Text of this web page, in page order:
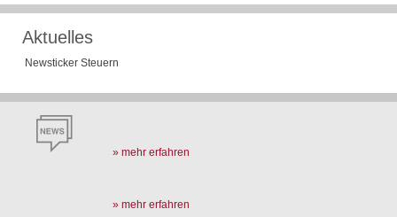
Aktuelles
Newsticker Steuern
» mehr erfahren
» mehr erfahren